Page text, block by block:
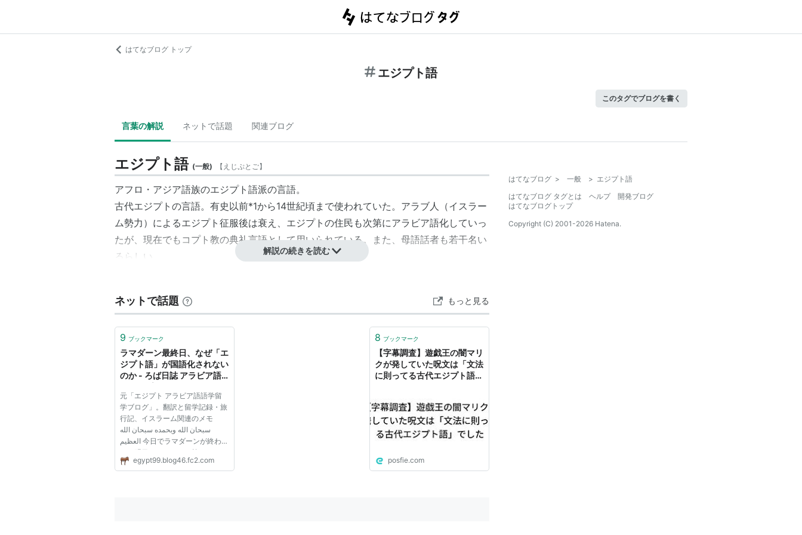
はてなブログ トップ
エジプト語
このタグでブログを書く
言葉の解説 ネットで話題 関連ブログ
エジプト語 (一般) 【 えじぷとご】
アフロ・アジア語族のエジプト語派の言語。
古代エジプトの言語。有史以前*1から14世紀頃まで使われていた。アラブ人（イスラー
ム勢力）によるエジプト征服後は衰え、エジプトの住民も次第にアラビア語化していっ
たが、現在でもコプト教の典礼言語として用いられている。また、母語話者も若干名い
るらしい。
古期エジプト語（紀元前3000年？以前〜前2200年）
中期エジプト語*2（前2200年〜前1600年）
後期エジプト語（前1550年〜前700年ごろ）
民衆エジプト語*3（前700年頃〜西暦400年頃）
コプト語（4世紀〜14世紀）
*1:無責任な表現ですが、年代を文献に限定しても5000年も使われてます
*2:古典エジプト文語とも。ラテン語のごとく、文献上の言語として存続したのでこの
名がある
*3: この言語の使用文字が「民衆文字」デモティックである
解説の続きを読む
ネットで話題 もっと見る
9 ブックマーク
ラマダーン最終日、なぜ「エ
ジプト語」が国語化されない
のか - ろば日誌 アラビア語
元「エジプト アラビア語語学留
学ブログ」。翻訳と留学記録・旅
行記、イスラーム関連のメモ
سبحان الله وبحمده سبحان الله
العظيم 今日でラマダーンが終わ
り、明日からイードの筈なので、
その前にアメ大の本屋さんに行っ
egypt99.blog46.fc2.com
8 ブックマーク
【字幕調査】遊戯王の闇マリ
クが発していた呪文は「文法
に則ってる古代エジプト語」
posfie.com
はてなブログ > 一般 > エジプト語
はてなブログ タグとは
ヘルプ
開発ブログ
はてなブログトップ
Copyright (C) 2001-2026 Hatena.